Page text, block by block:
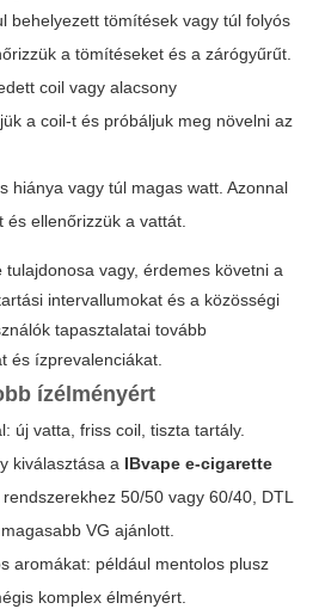
behelyezett tömítések vagy túl folyós
a tömítéseket és a zárógyűrűt.
coil vagy alacsony
a coil-t és próbáljuk meg növelni az
hiánya vagy túl magas watt. Azonnal
ellenőrizzük a vattát.
tulajdonosa vagy, érdemes követni a
intervallumokat és a közösségi
tapasztalatai tovább
és ízprevalenciákat.
ízélményért
új vatta, friss coil, tiszta tartály.
kiválasztása a IBvape e-cigarette
50/50 vagy 60/40, DTL
VG ajánlott.
aromákat: például mentolos plusz
komplex élményért.